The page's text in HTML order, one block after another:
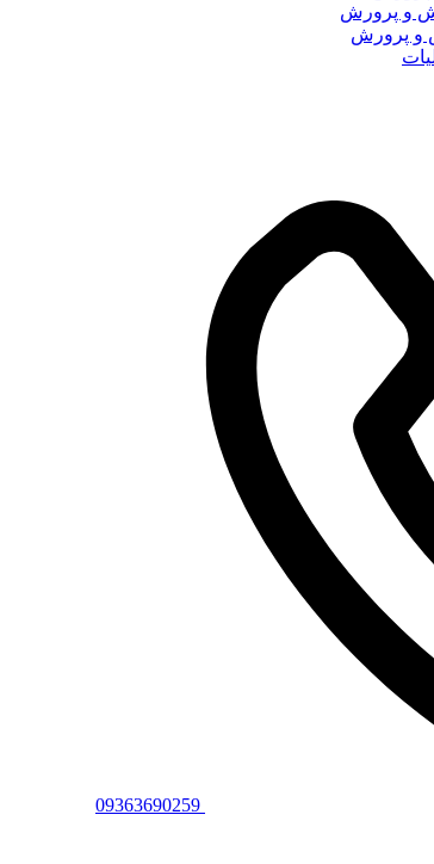
و پرورش
و پرورش
09363690259